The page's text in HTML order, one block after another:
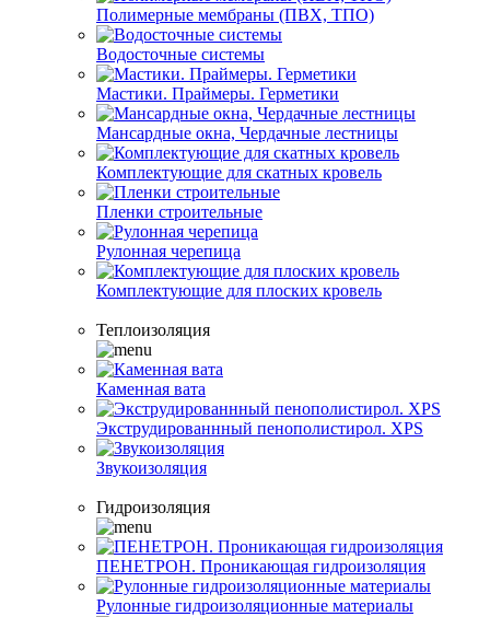
Полимерные мембраны (ПВХ, ТПО)
Водосточные системы
Мастики. Праймеры. Герметики
Мансардные окна, Чердачные лестницы
Комплектующие для скатных кровель
Пленки строительные
Рулонная черепица
Комплектующие для плоских кровель
Теплоизоляция
Каменная вата
Экструдированнный пенополистирол. XPS
Звукоизоляция
Гидроизоляция
ПЕНЕТРОН. Проникающая гидроизоляция
Рулонные гидроизоляционные материалы